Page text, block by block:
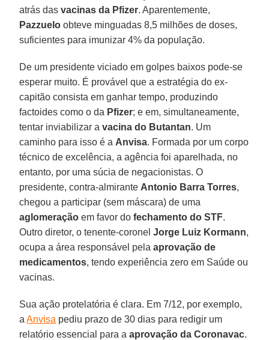
atrás dasvacinas da Pfizer. Aparentemente,
Pazzuelo obteve minguadas 8,5 milhões de doses,
suficientes para imunizar 4% da população.
De um presidente viciado em golpes baixos pode-se
esperar muito. É provável que a estratégia do ex-
capitão consista em ganhar tempo, produzindo
factoides como o da Pfizer; e em, simultaneamente,
tentar inviabilizar avacina do Butantan. Um
caminho para isso é a Anvisa. Formada por um corpo
técnico de excelência, a agência foi aparelhada, no
entanto, por uma súcia de negacionistas. O
presidente, contra-almirante Antonio Barra Torres,
chegou a participar (sem máscara) de uma
aglomeração em favor dofechamento do STF.
Outro diretor, o tenente-coronelJorge Luiz Kormann,
ocupa a área responsável pelaaprovação de
medicamentos, tendo experiência zero em Saúde ou
vacinas.
Sua ação protelatória é clara. Em 7/12, por exemplo,
aAnvisa pediu prazo de 30 dias para redigir um
relatório essencial para aaprovação da Coronavac.